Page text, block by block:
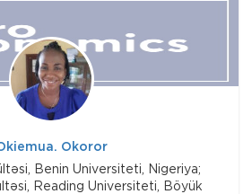
Okoror
Benin Universiteti, Nigeriya;
Reading Universiteti, Böyük